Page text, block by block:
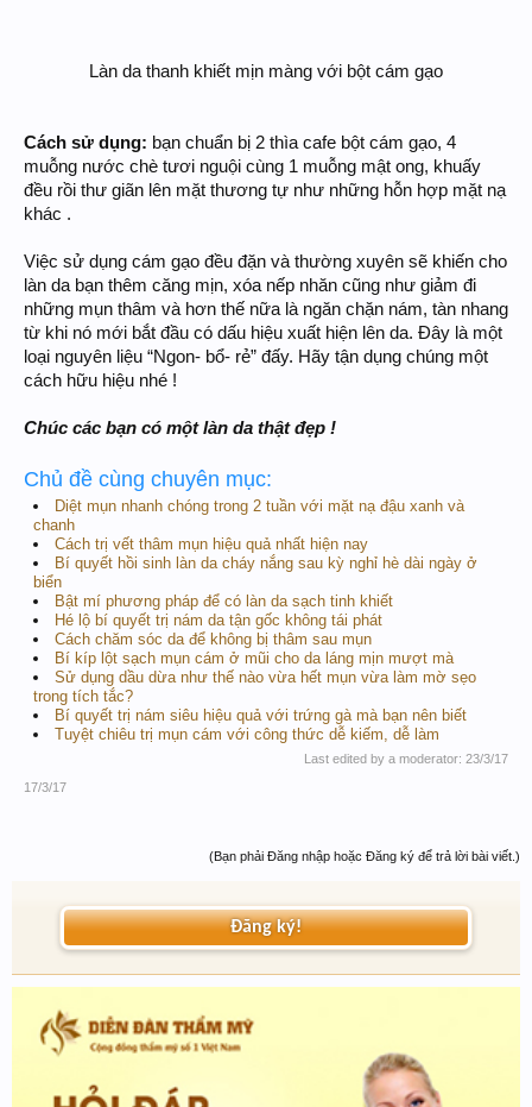
Làn da thanh khiết mịn màng với bột cám gạo
Cách sử dụng: bạn chuẩn bị 2 thìa cafe bột cám gạo, 4
muỗng nước chè tươi nguội cùng 1 muỗng mật ong, khuấy
đều rồi thư giãn lên mặt thương tự như những hỗn hợp mặt nạ
khác .
Việc sử dụng cám gạo đều đặn và thường xuyên sẽ khiến cho
làn da bạn thêm căng mịn, xóa nếp nhăn cũng như giảm đi
những mụn thâm và hơn thế nữa là ngăn chặn nám, tàn nhang
từ khi nó mới bắt đầu có dấu hiệu xuất hiện lên da. Đây là một
loại nguyên liệu “Ngon- bổ- rẻ” đấy. Hãy tận dụng chúng một
cách hữu hiệu nhé !
Chúc các bạn có một làn da thật đẹp !
Chủ đề cùng chuyên mục:
Diệt mụn nhanh chóng trong 2 tuần với mặt nạ đậu xanh và
chanh
Cách trị vết thâm mụn hiệu quả nhất hiện nay
Bí quyết hồi sinh làn da cháy nắng sau kỳ nghỉ hè dài ngày ở
biển
Bật mí phương pháp để có làn da sạch tinh khiết
Hé lộ bí quyết trị nám da tận gốc không tái phát
Cách chăm sóc da để không bị thâm sau mụn
Bí kíp lột sạch mụn cám ở mũi cho da láng mịn mượt mà
Sử dụng dầu dừa như thế nào vừa hết mụn vừa làm mờ sẹo
trong tích tắc?
Bí quyết trị nám siêu hiệu quả với trứng gà mà bạn nên biết
Tuyệt chiêu trị mụn cám với công thức dễ kiếm, dễ làm
Last edited by a moderator: 23/3/17
17/3/17
(Bạn phải Đăng nhập hoặc Đăng ký để trả lời bài viết.)
Đăng ký!